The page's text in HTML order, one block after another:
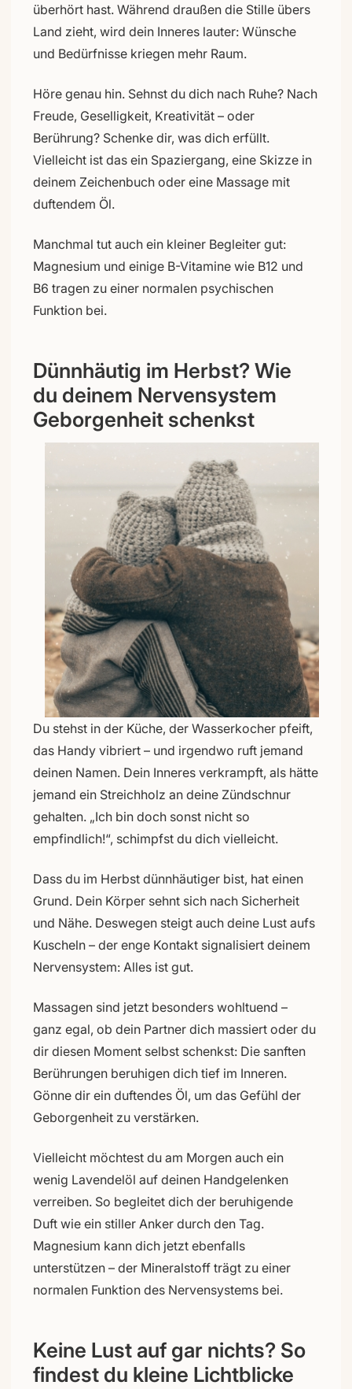
überhört hast. Während draußen die Stille übers
Land zieht, wird dein Inneres lauter: Wünsche
und Bedürfnisse kriegen mehr Raum.
Höre genau hin. Sehnst du dich nach Ruhe? Nach
Freude, Geselligkeit, Kreativität – oder
Berührung? Schenke dir, was dich erfüllt.
Vielleicht ist das ein Spaziergang, eine Skizze in
deinem Zeichenbuch oder eine Massage mit
duftendem Öl.
Manchmal tut auch ein kleiner Begleiter gut:
Magnesium und einige B-Vitamine wie B12 und
B6 tragen zu einer normalen psychischen
Funktion bei.
Dünnhäutig im Herbst? Wie
du deinem Nervensystem
Geborgenheit schenkst
Du stehst in der Küche, der Wasserkocher pfeift,
das Handy vibriert – und irgendwo ruft jemand
deinen Namen. Dein Inneres verkrampft, als hätte
jemand ein Streichholz an deine Zündschnur
gehalten. „Ich bin doch sonst nicht so
empfindlich!“, schimpfst du dich vielleicht.
Dass du im Herbst dünnhäutiger bist, hat einen
Grund. Dein Körper sehnt sich nach Sicherheit
und Nähe. Deswegen steigt auch deine Lust aufs
Kuscheln – der enge Kontakt signalisiert deinem
Nervensystem: Alles ist gut.
Massagen sind jetzt besonders wohltuend –
ganz egal, ob dein Partner dich massiert oder du
dir diesen Moment selbst schenkst: Die sanften
Berührungen beruhigen dich tief im Inneren.
Gönne dir ein duftendes Öl, um das Gefühl der
Geborgenheit zu verstärken.
Vielleicht möchtest du am Morgen auch ein
wenig Lavendelöl auf deinen Handgelenken
verreiben. So begleitet dich der beruhigende
Duft wie ein stiller Anker durch den Tag.
Magnesium kann dich jetzt ebenfalls
unterstützen – der Mineralstoff trägt zu einer
normalen Funktion des Nervensystems bei.
Keine Lust auf gar nichts? So
findest du kleine Lichtblicke